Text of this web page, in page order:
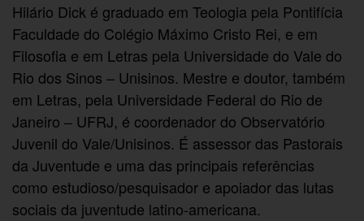
Hilário Dick é graduado em Teologia pela Pontifícia
Faculdade do Colégio Máximo Cristo Rei, e em
Filosofia e em Letras pela Universidade do Vale do
Rio dos Sinos – Unisinos. Mestre e doutor, também
em Letras, pela Universidade Federal do Rio de
Janeiro – UFRJ, é coordenador do Observatório
Juvenil do Vale/Unisinos. É assessor das Pastorais
da Juventude e uma das principais referências
como estudioso/pesquisador e apoiador das lutas
sociais da juventude latino-americana.